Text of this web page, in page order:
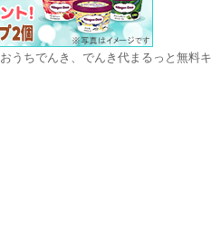
おうちでんき、でんき代まるっと無料